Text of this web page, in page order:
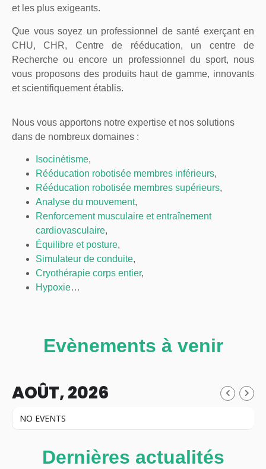
et les plus exigeants.
Que vous soyez un professionnel de santé exerçant en
CHU, CHR, Centre de rééducation, un centre de
Recherche ou encore un professionnel du sport, nous
vous proposons des produits haut de gamme, innovants
et scientifiquement établis.
Nous vous apportons notre expertise et nos solutions
dans de nombreux domaines :
Isocinétisme,
Rééducation robotisée membres inférieurs,
Rééducation robotisée membres supérieurs,
Analyse du mouvement,
Renforcement musculaire et entraînement
cardiovasculaire,
Équilibre et posture,
Simulateur de conduite,
Cryothérapie corps entier,
Hypoxie…
Evènements à venir
AOÛT, 2026
NO EVENTS
Dernières actualités